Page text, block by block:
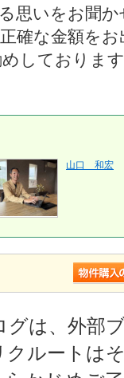
思いをお聞
確な金額を
しておりま
山口 和宏
は、外部
ルートは